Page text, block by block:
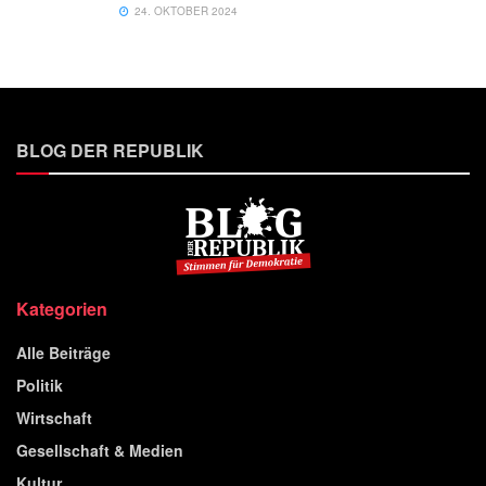
24. OKTOBER 2024
BLOG DER REPUBLIK
Kategorien
Alle Beiträge
Politik
Wirtschaft
Gesellschaft & Medien